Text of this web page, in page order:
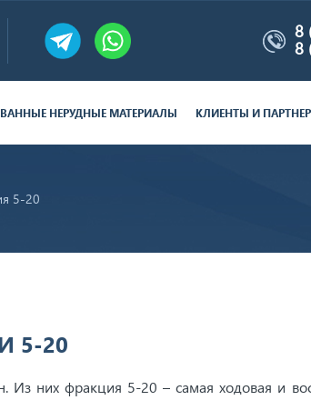
8
8
НЕРУДНЫЕ МАТЕРИАЛЫ КЛИЕНТЫ И
5-20
5-20
Из них фракция 5-20 – самая ходовая и